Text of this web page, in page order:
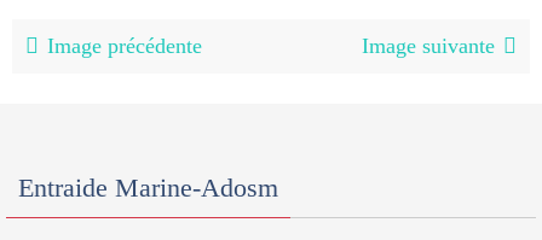
Image précédente Image suivante
Entraide Marine-Adosm